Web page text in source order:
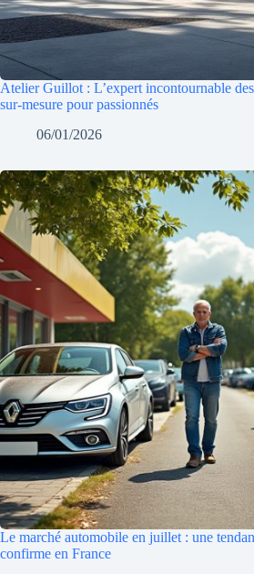
Atelier Guillot : L’expert incontournable
sur-mesure pour passionnés
06/01/2026
Le marché automobile en juillet : une
confirme en France